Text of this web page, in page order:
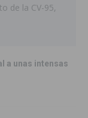
de la CV-95,
a unas intensas